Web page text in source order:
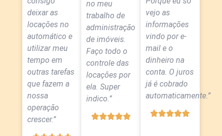
deixar as
locações no
automático e
utilizar meu
tempo em
outras tarefas
que fazem a
nossa
operação
crescer.”
no meu
trabalho de
administração
de imóveis.
Faço todo o
controle das
locações por
ela. Super
indico.”
vejo as
informações
vindo por e-
mail e o
dinheiro na
conta. O juros
já é cobrado
automaticamente.”